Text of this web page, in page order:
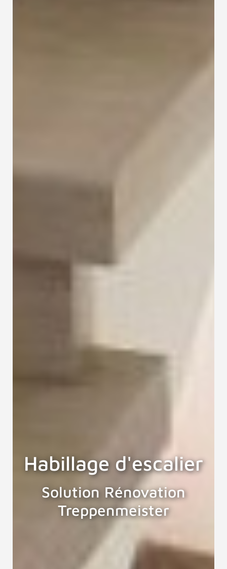
Habillage d'escalier
Solution Rénovation
Treppenmeister